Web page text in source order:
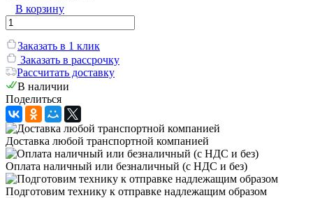
В корзину
Заказать в 1 клик
Заказать в рассрочку
Рассчитать доставку
В наличии
Поделиться
Доставка любой транспортной компанией
Оплата наличный или безналичный (с НДС и без)
Подготовим технику к отправке надлежащим образом